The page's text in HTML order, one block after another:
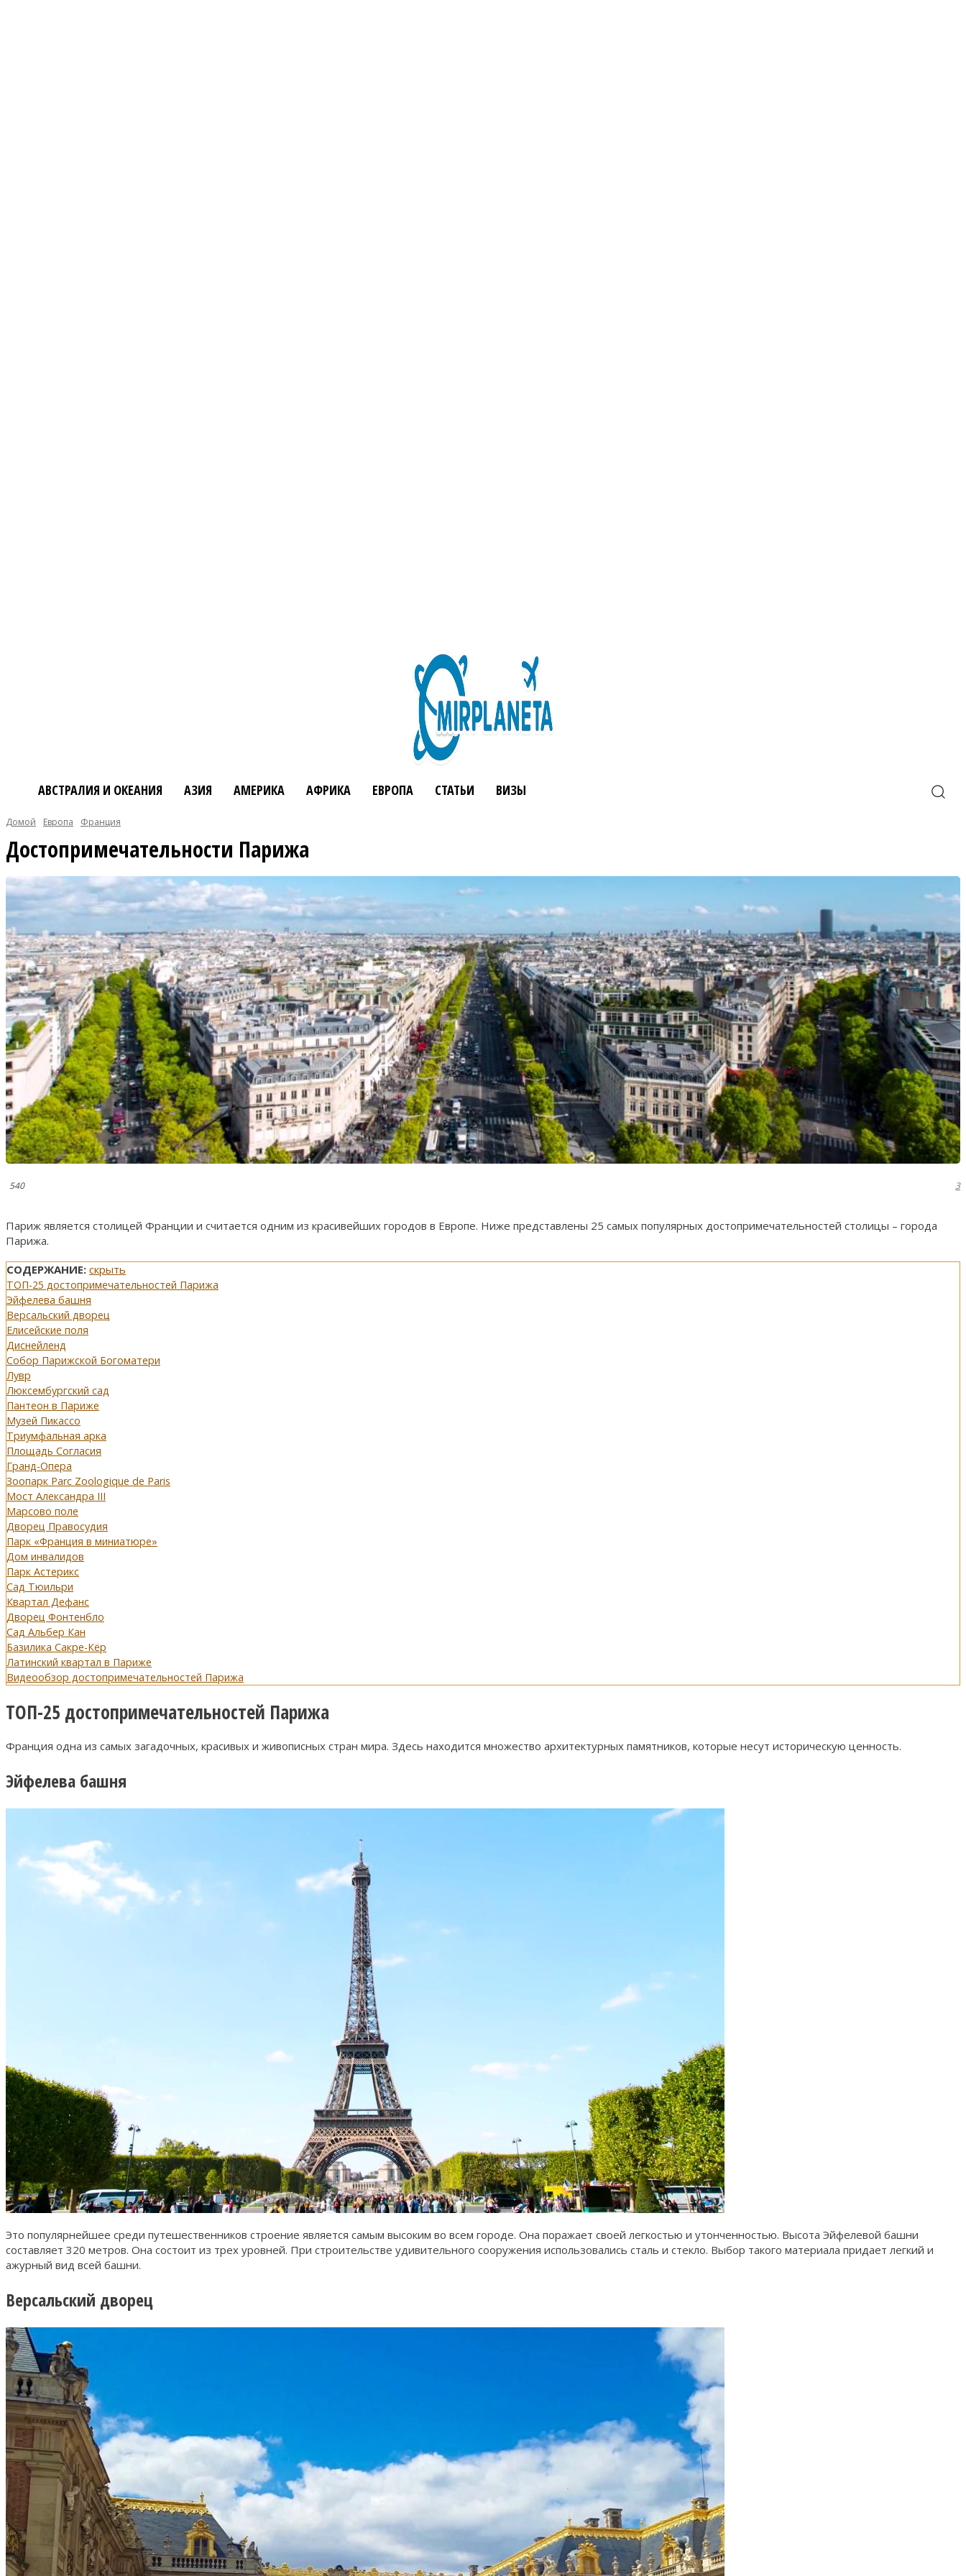
АВСТРАЛИЯ И ОКЕАНИЯ АЗИЯ АМЕРИКА АФРИКА ЕВРОПА СТАТЬИ ВИЗЫ
Домой Европа Франция
Достопримечательности Парижа
540 3
Париж является столицей Франции и считается одним из красивейших городов в Европе. Ниже представлены 25 самых популярных достопримечательностей столицы – города
Парижа.
СОДЕРЖАНИЕ: скрыть
ТОП-25 достопримечательностей Парижа
Эйфелева башня
Версальский дворец
Елисейские поля
Диснейленд
Собор Парижской Богоматери
Лувр
Люксембургский сад
Пантеон в Париже
Музей Пикассо
Триумфальная арка
Площадь Согласия
Гранд-Опера
Зоопарк Parc Zoologique de Paris
Мост Александра III
Марсово поле
Дворец Правосудия
Парк «Франция в миниатюре»
Дом инвалидов
Парк Астерикс
Сад Тюильри
Квартал Дефанс
Дворец Фонтенбло
Сад Альбер Кан
Базилика Сакре-Кёр
Латинский квартал в Париже
Видеообзор достопримечательностей Парижа
ТОП-25 достопримечательностей Парижа
Франция одна из самых загадочных, красивых и живописных стран мира. Здесь находится множество архитектурных памятников, которые несут историческую ценность.
Эйфелева башня
Это популярнейшее среди путешественников строение является самым высоким во всем городе. Она поражает своей легкостью и утонченностью. Высота Эйфелевой башни
составляет 320 метров. Она состоит из трех уровней. При строительстве удивительного сооружения использовались сталь и стекло. Выбор такого материала придает легкий и
ажурный вид всей башни.
Версальский дворец